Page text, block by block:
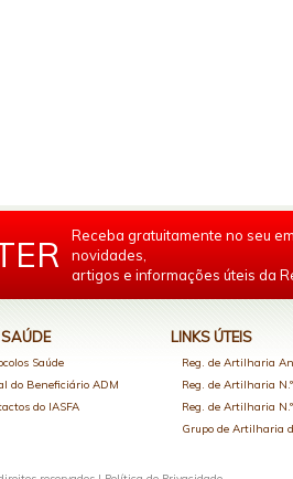
Receba gratuitamente no seu
novidades,
artigos e informações úteis da
SAÚDE
Saúde
do Beneficiário ADM
do IASFA
LINKS ÚTEIS
Reg. de Artilharia
Reg. de Artilharia
Reg. de Artilharia
Grupo de Artilharia